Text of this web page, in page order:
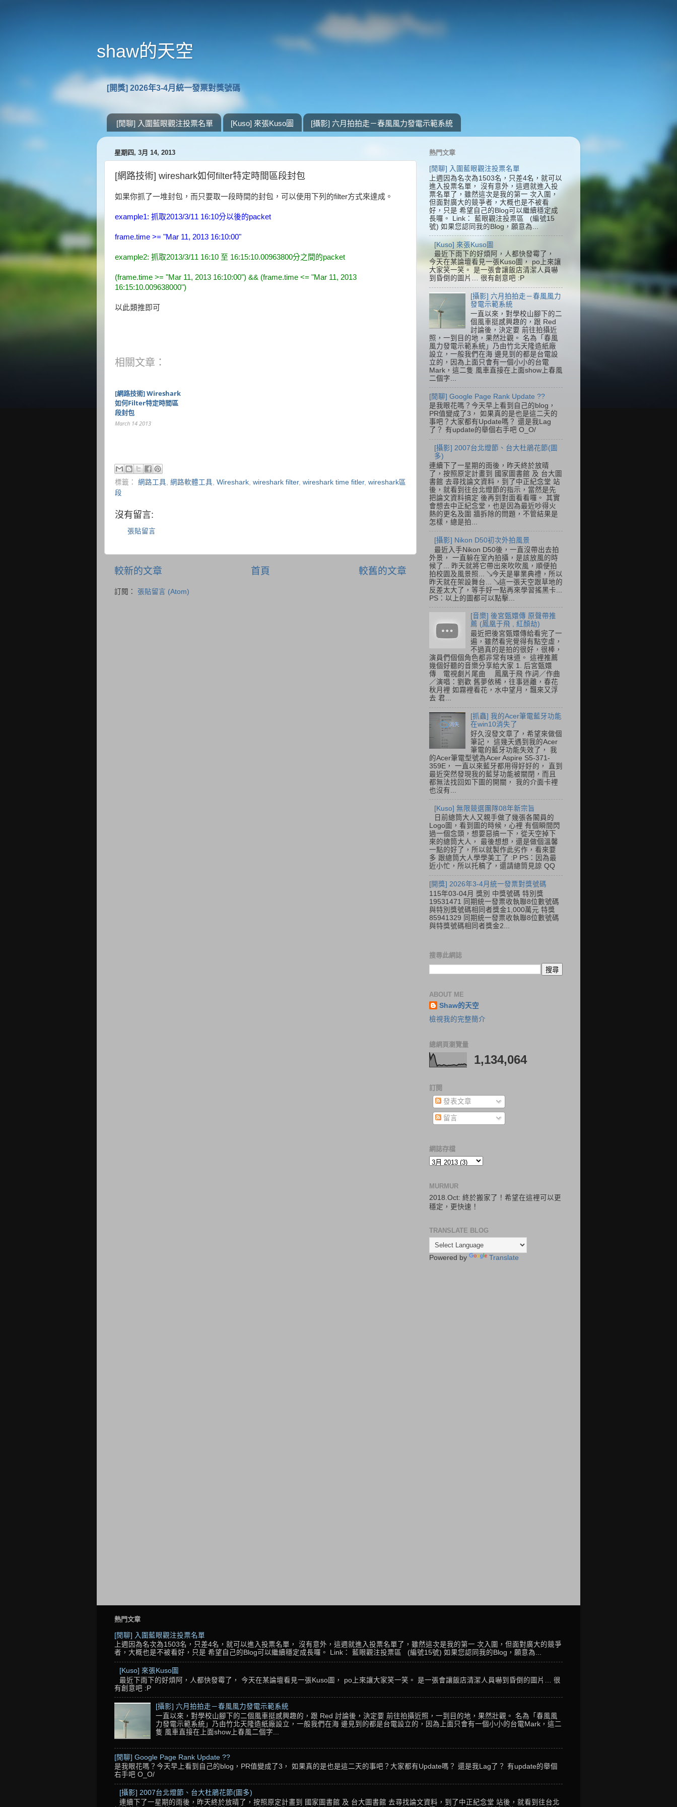
shaw的天空
[開獎] 2026年3-4月統一發票對獎號碼
[閒聊] 入圍藍眼觀注投票名單 [Kuso] 來張Kuso圖 [攝影] 六月拍拍走－春風風力發電示範系統
星期四, 3月 14, 2013
[網路技術] wireshark如何filter特定時間區段封包
如果你抓了一堆封包，而只要取一段時間的封包，可以使用下列的filter方式來達成。
example1: 抓取2013/3/11 16:10分以後的packet
frame.time >= "Mar 11, 2013 16:10:00"
example2: 抓取2013/3/11 16:10 至 16:15:10.00963800分之間的packet
(frame.time >= "Mar 11, 2013 16:10:00") && (frame.time <= "Mar 11, 2013
16:15:10.009638000")
以此類推即可
相關文章：
[網路技術] Wireshark
如何filter特定時間區
段封包
March 14 2013
標籤： 網路工具 網路軟體工具 Wireshark wireshark filter, wireshark time fitler, wireshark區
段
沒有留言:
張貼留言
較新的文章 較舊的文章
首頁
訂閱： 張貼留言 (Atom)
熱門文章
[閒聊] 入圍藍眼觀注投票名單
上週因為名次為1503名，只差4名，就可以
進入投票名單， 沒有意外，這週就進入投
票名單了，雖然這次是我的第一 次入圍，
但面對廣大的競爭者，大概也是不被看
好，只是 希望自己的Blog可以繼續穩定成
長囉。 Link： 藍眼觀注投票區 (編號15
號) 如果您認同我的Blog，願意為...
[Kuso] 來張Kuso圖
最近下雨下的好煩阿，人都快發霉了，
今天在某論壇看見一張Kuso圖， po上來讓
大家笑一笑。 是一張會讓飯店清潔人員嚇
到昏倒的圖片… 很有創意吧 :P
[攝影] 六月拍拍走－春風風力
發電示範系統
一直以來，對學校山腳下的二
個風車挺感興趣的，跟 Red
討論後，決定要 前往拍攝近
照，一到目的地，果然壯觀。 名為「春風
風力發電示範系統」乃由竹北天隆造紙廠
設立，一般我們在海 邊見到的都是台電設
立的，因為上面只會有一個小小的台電
Mark，這二隻 風車直接在上面show上春風
二個字...
[閒聊] Google Page Rank Update ??
是我眼花嗎？今天早上看到自己的blog，
PR值變成了3， 如果真的是也是這二天的
事吧？大家都有Update嗎？ 還是我Lag
了？ 有update的舉個右手吧 O_O/
[攝影] 2007台北燈節、台大杜鵑花節(圖
多)
連續下了一星期的雨後，昨天終於放晴
了，按照原定計畫到 國家圖書館 及 台大圖
書館 去尋找論文資料，到了中正紀念堂 站
後，就看到往台北燈節的指示，當然是先
把論文資料搞定 後再到對面看看囉。 其實
會想去中正紀念堂，也是因為最近吵得火
熱的更名及圍 牆拆除的問題，不管結果是
怎樣，總是拍...
[攝影] Nikon D50初次外拍風景
最近入手Nikon D50後，一直沒帶出去拍
外景， 一直躲在室內拍攝，是該放風的時
候了... 昨天就將它帶出來吹吹風，順便拍
拍校園及風景照... ↘今天是畢業典禮，所以
昨天就在架設舞台... ↘這一張天空跟草地的
反差太大了，等手好一點再來學習搖黑卡...
PS：以上的圖都可以點擊...
[音樂] 後宮甄嬛傳 原聲帶推
薦 (鳳凰于飛 , 紅顏劫)
最近把後宮甄嬛傳給看完了一
遍，雖然看完覺得有點空虛，
不過真的是拍的很好，很棒，
演員們個個角色都非常有味道。 這裡推薦
幾個好聽的音樂分享給大家 1. 后宮甄嬛
傳 電視劇片尾曲 鳳凰于飛 作詞／作曲
／演唱：劉歡 舊夢依稀，往事迷離，春花
秋月裡 如霧裡看花，水中望月，飄來又浮
去 君...
[抓蟲] 我的Acer筆電藍牙功能
在win10消失了
好久沒發文章了，希望來做個
筆記， 這幾天遇到我的Acer
筆電的藍牙功能失效了， 我
的Acer筆電型號為Acer Aspire S5-371-
359E， 一直以來藍牙都用得好好的， 直到
最近突然發現我的藍芽功能被關閉，而且
都無法找回如下圖的開關， 我的介面卡裡
也沒有...
[Kuso] 無限競選團隊08年新宗旨
日前總筒大人又親手做了幾張各閣員的
Logo圖，看到圖的時候，心裡 有個瞬間閃
過一個念頭，想要惡搞一下，從天空掉下
來的總筒大人， 最後想想，還是做個溫馨
一點的好了，所以就製作此劣作，看來要
多 跟總筒大人學學美工了 :P PS：因為最
近小忙，所以托稿了，還請總筒見諒 QQ
[開獎] 2026年3-4月統一發票對獎號碼
115年03-04月 獎別 中獎號碼 特別獎
19531471 同期統一發票收執聯8位數號碼
與特別獎號碼相同者獎金1,000萬元 特獎
85941329 同期統一發票收執聯8位數號碼
與特獎號碼相同者獎金2...
搜尋此網誌
ABOUT ME
Shaw的天空
檢視我的完整簡介
總網頁瀏覽量
1,134,064
訂閱
發表文章
留言
網誌存檔
MURMUR
2018.Oct: 終於搬家了！希望在這裡可以更
穩定，更快速！
TRANSLATE BLOG
Powered by Translate
熱門文章
[閒聊] 入圍藍眼觀注投票名單
上週因為名次為1503名，只差4名，就可以進入投票名單， 沒有意外，這週就進入投票名單了，雖然這次是我的第一 次入圍，但面對廣大的競爭
者，大概也是不被看好，只是 希望自己的Blog可以繼續穩定成長囉。 Link： 藍眼觀注投票區 (編號15號) 如果您認同我的Blog，願意為...
[Kuso] 來張Kuso圖
最近下雨下的好煩阿，人都快發霉了， 今天在某論壇看見一張Kuso圖， po上來讓大家笑一笑。 是一張會讓飯店清潔人員嚇到昏倒的圖片… 很
有創意吧 :P
[攝影] 六月拍拍走－春風風力發電示範系統
一直以來，對學校山腳下的二個風車挺感興趣的，跟 Red 討論後，決定要 前往拍攝近照，一到目的地，果然壯觀。 名為「春風風
力發電示範系統」乃由竹北天隆造紙廠設立，一般我們在海 邊見到的都是台電設立的，因為上面只會有一個小小的台電Mark，這二
隻 風車直接在上面show上春風二個字...
[閒聊] Google Page Rank Update ??
是我眼花嗎？今天早上看到自己的blog，PR值變成了3， 如果真的是也是這二天的事吧？大家都有Update嗎？ 還是我Lag了？ 有update的舉個
右手吧 O_O/
[攝影] 2007台北燈節、台大杜鵑花節(圖多)
連續下了一星期的雨後，昨天終於放晴了，按照原定計畫到 國家圖書館 及 台大圖書館 去尋找論文資料，到了中正紀念堂 站後，就看到往台北